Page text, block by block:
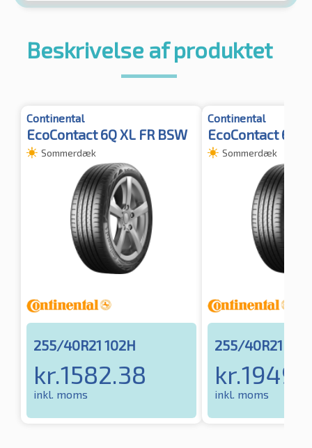
Beskrivelse af produktet
Continental
EcoContact 6Q XL FR BSW
Sommerdæk
255/40R21 102H
kr.1582.38
inkl. moms
Continental
EcoContact 6Q
Sommerdæk
255/40R21
kr.
inkl. moms